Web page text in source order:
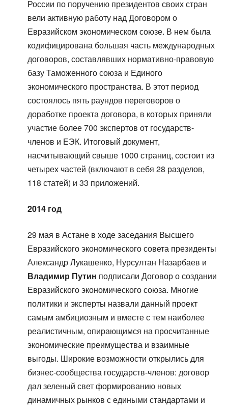
России по поручению президентов своих стран
вели активную работу над Договором о
Евразийском экономическом союзе. В нем была
кодифицирована большая часть международных
договоров, составлявших нормативно-правовую
базу Таможенного союза и Единого
экономического пространства. В этот период
состоялось пять раундов переговоров о
доработке проекта договора, в которых приняли
участие более 700 экспертов от государств-
членов и ЕЭК. Итоговый документ,
насчитывающий свыше 1000 страниц, состоит из
четырех частей (включают в себя 28 разделов,
118 статей) и 33 приложений.
2014 год
29 мая в Астане в ходе заседания Высшего
Евразийского экономического совета президенты
Александр Лукашенко, Нурсултан Назарбаев и
Владимир Путин подписали Договор о создании
Евразийского экономического союза. Многие
политики и эксперты назвали данный проект
самым амбициозным и вместе с тем наиболее
реалистичным, опирающимся на просчитанные
экономические преимущества и взаимные
выгоды. Широкие возможности открылись для
бизнес-сообщества государств-членов: договор
дал зеленый свет формированию новых
динамичных рынков с едиными стандартами и